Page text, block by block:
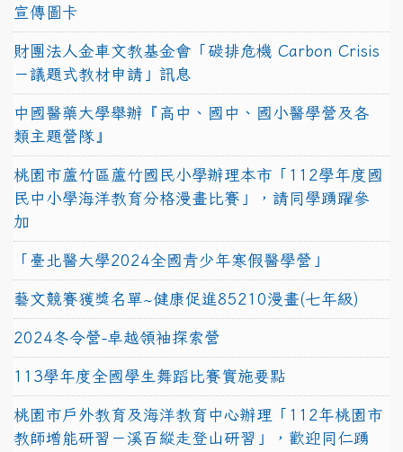
宣傳圖卡
財團法人金車文教基金會「碳排危機 Carbon Crisis
－議題式教材申請」訊息
中國醫藥大學舉辦『高中、國中、國小醫學營及各
類主題營隊』
桃園市蘆竹區蘆竹國民小學辦理本市「112學年度國
民中小學海洋教育分格漫畫比賽」，請同學踴躍參
加
「臺北醫大學2024全國青少年寒假醫學營」
藝文競賽獲獎名單~健康促進85210漫畫(七年級)
2024冬令營-卓越領袖探索營
113學年度全國學生舞蹈比賽實施要點
桃園市戶外教育及海洋教育中心辦理「112年桃園市
教師增能研習－溪百縱走登山研習」，歡迎同仁踴